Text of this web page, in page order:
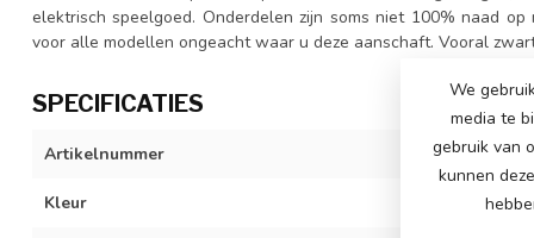
elektrisch speelgoed. Onderdelen zijn soms niet 100% naad
voor alle modellen ongeacht waar u deze aanschaft. Vooral
SPECIFICATIES
Artikelnummer SX2438-red
Kleur
We
media te
gebruik van
kunnen